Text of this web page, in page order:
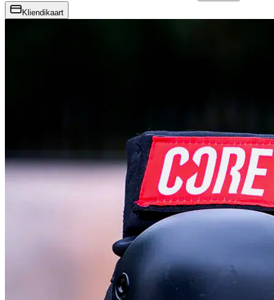
Kliendikaart